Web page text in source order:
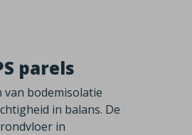
parels
van bodemisolatie
in balans. De
in